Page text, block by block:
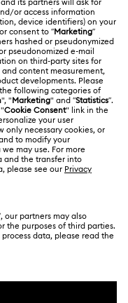
ปกวางเรนเดียร์
งรูปซานตาคลอส
กแต่งรูปดาว
ริสตัล
ต่ง Nutcracker
registered and
AG.